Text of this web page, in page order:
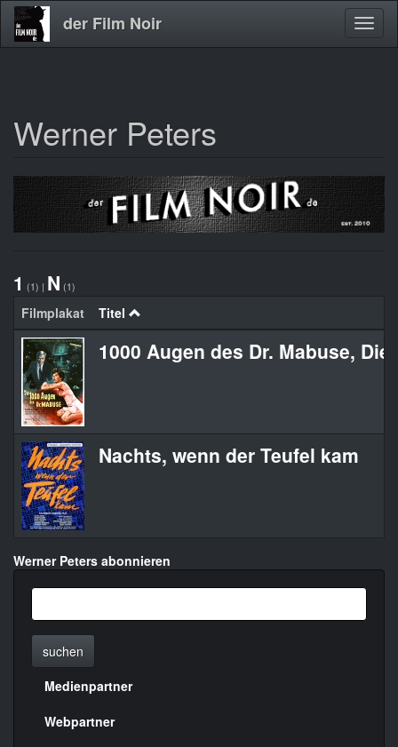
Direkt
zum
der Film Noir
Werner Peters
1 (1) | N (1)
Filmplakat Titel
1000 Augen des Dr. Mabuse, Die
Nachts, wenn der Teufel kam
Werner Peters abonnieren
suchen
Menülinks
rechte
Medienpartner
Webpartner